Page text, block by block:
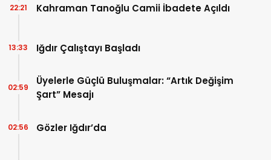
Kahraman Tanoğlu Camii İbadete Açıldı
22:21
Iğdır Çalıştayı Başladı
13:33
Üyelerle Güçlü Buluşmalar: “Artık Değişim
Şart” Mesajı
02:59
Gözler Iğdır’da
02:56